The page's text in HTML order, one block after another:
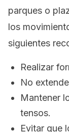
parques o
los
siguientes
Realizar
No
Mantener
tensos.
Evitar que